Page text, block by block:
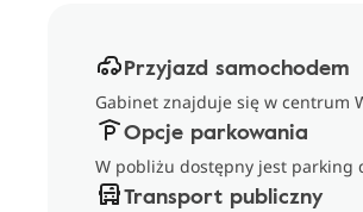
Przyjazd samochodem
Gabinet znajduje się w centrum
Opcje parkowania
W pobliżu dostępny jest parking
Transport publiczny